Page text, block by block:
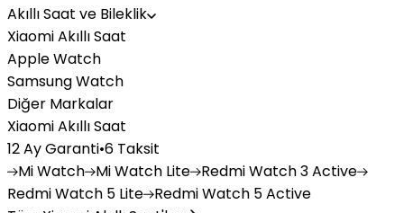
Akıllı Saat ve Bileklik
Xiaomi Akıllı Saat
Apple Watch
Samsung Watch
Diğer Markalar
Xiaomi Akıllı Saat
12 Ay Garanti•6 Taksit
MiWatch MiWatch Lite RedmiWatch 3 Active
RedmiWatch 5 Lite RedmiWatch 5 Active